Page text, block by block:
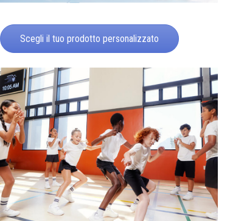
Scegli il tuo prodotto personalizzato